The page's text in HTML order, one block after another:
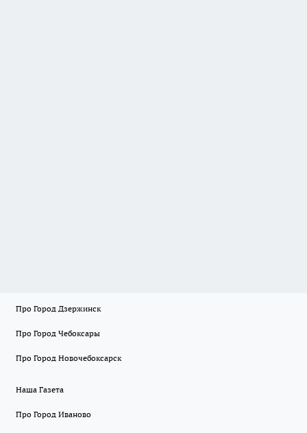
Про Город Дзержинск
Про Город Чебоксары
Про Город Новочебоксарск
Наша Газета
Про Город Иваново